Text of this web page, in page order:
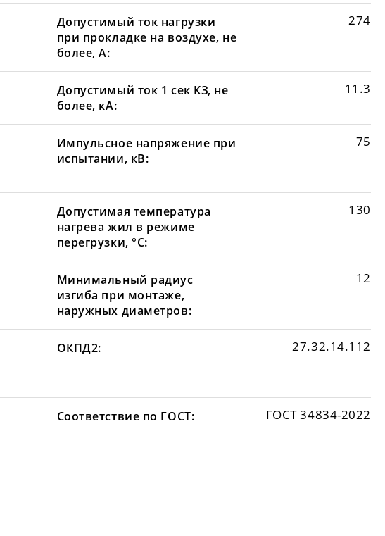
Допустимый ток нагрузки
при прокладке на воздухе, не
более, А:
274
Допустимый ток 1 сек КЗ, не
более, кА:
11.3
Импульсное напряжение при
испытании, кВ:
75
Допустимая температура
нагрева жил в режиме
перегрузки, °С:
130
Минимальный радиус
изгиба при монтаже,
наружных диаметров:
12
ОКПД2: 27.32.14.112
Соответствие по ГОСТ: ГОСТ 34834-2022